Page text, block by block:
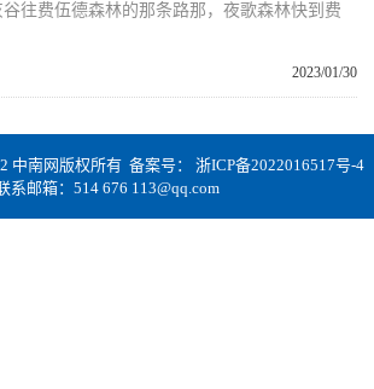
谷往费伍德森林的那条路那，夜歌森林快到费
2023/01/30
中南网版权所有 备案号： 浙ICP备2022016517号-4
系邮箱：514 676 113@qq.com